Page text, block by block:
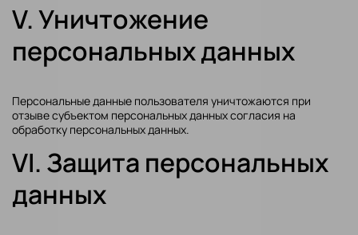
V. Уничтожение
персональных данных
Персональные данные пользователя уничтожаются при
отзыве субъектом персональных данных согласия на
обработку персональных данных.
VI. Защита персональных
данных